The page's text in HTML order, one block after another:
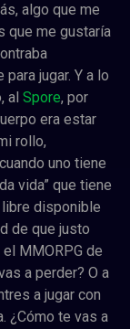
algo que me
que me gustaría
jugar. Y a lo
al Spore, por
era estar
rollo,
uno tiene
vida” que tiene
disponible
de que justo
MMORPG de
a perder? O a
a jugar con
¿Cómo te vas a